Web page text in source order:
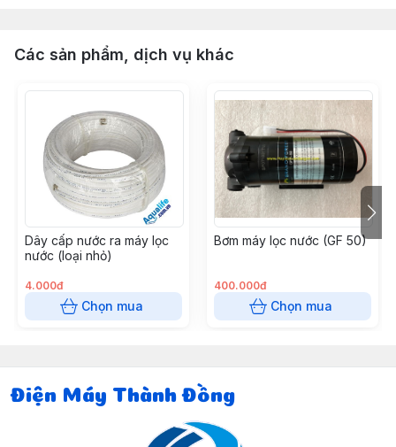
Các sản phẩm, dịch vụ khác
Dây cấp nước ra máy lọc
nước (loại nhỏ)
4.000đ
Chọn mua
Bơm máy lọc nước (GF 50)
400.000đ
Chọn mua
Điện Máy Thành Đồng